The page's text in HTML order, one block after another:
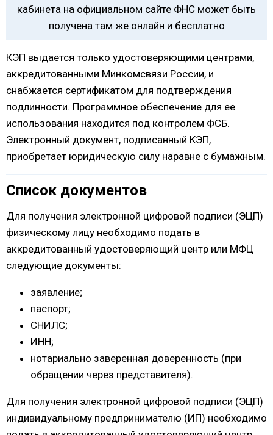
кабинета на официальном сайте ФНС может быть
получена там же онлайн и бесплатно
КЭП выдается только удостоверяющими центрами,
аккредитованными Минкомсвязи России, и
снабжается сертификатом для подтверждения
подлинности. Программное обеспечение для ее
использования находится под контролем ФСБ.
Электронный документ, подписанный КЭП,
приобретает юридическую силу наравне с бумажным.
Список документов
Для получения электронной цифровой подписи (ЭЦП)
физическому лицу необходимо подать в
аккредитованный удостоверяющий центр или МФЦ
следующие документы:
заявление;
паспорт;
СНИЛС;
ИНН;
нотариально заверенная доверенность (при
обращении через представителя).
Для получения электронной цифровой подписи (ЭЦП)
индивидуальному предпринимателю (ИП) необходимо